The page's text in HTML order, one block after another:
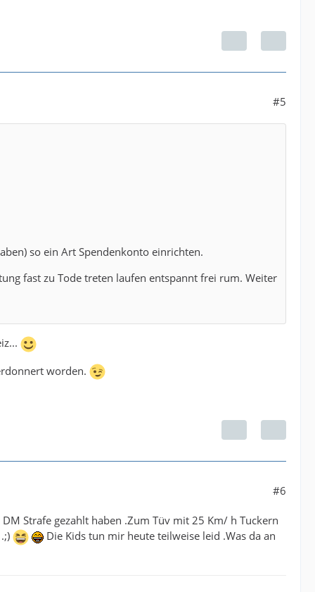
#5
so ein Art Spendenkonto einrichten.
fast zu Tode treten laufen entspannt frei rum. Weiter
worden.
#6
Strafe gezahlt haben .Zum Tüv mit 25 Km/ h Tuckern
Die Kids tun mir heute teilweise leid .Was da an